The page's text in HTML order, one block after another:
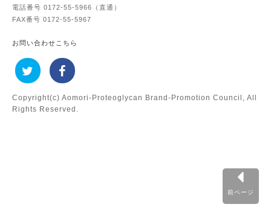
電話番号 0172-55-5966（直通）
FAX番号 0172-55-5967
お問い合わせこちら
Copyright(c) Aomori-Proteoglycan Brand-Promotion Council, All
Rights Reserved.
前ページ